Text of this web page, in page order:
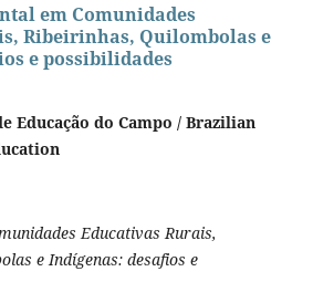
em Comunidades
Ribeirinhas, Quilombolas e
e possibilidades
Educação do Campo / Brazilian
Educativas Rurais,
e Indígenas: desafios e